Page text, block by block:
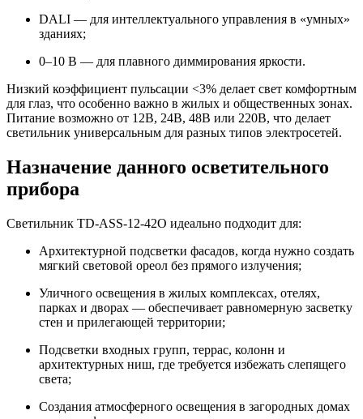
DALI — для интеллектуального управления в «умных»
зданиях;
0–10 В — для плавного диммирования яркости.
Низкий коэффициент пульсации <3% делает свет комфортным
для глаз, что особенно важно в жилых и общественных зонах.
Питание возможно от 12В, 24В, 48В или 220В, что делает
светильник универсальным для разных типов электросетей.
Назначение данного осветительного
прибора
Светильник TD-ASS-12-42O идеально подходит для:
Архитектурной подсветки фасадов, когда нужно создать
мягкий световой ореол без прямого излучения;
Уличного освещения в жилых комплексах, отелях,
парках и дворах — обеспечивает равномерную засветку
стен и прилегающей территории;
Подсветки входных групп, террас, колонн и
архитектурных ниш, где требуется избежать слепящего
света;
Создания атмосферного освещения в загородных домах